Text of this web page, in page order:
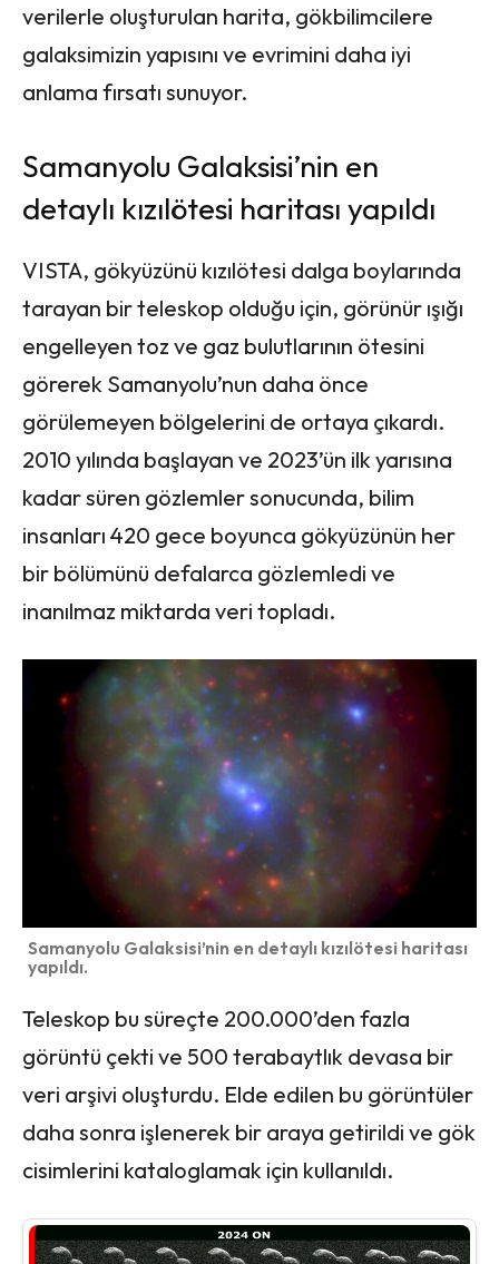
verilerle oluşturulan harita, gökbilimcilere
galaksimizin yapısını ve evrimini daha iyi
anlama fırsatı sunuyor.
Samanyolu Galaksisi’nin en
detaylı kızılötesi haritası yapıldı
VISTA, gökyüzünü kızılötesi dalga boylarında
tarayan bir teleskop olduğu için, görünür ışığı
engelleyen toz ve gaz bulutlarının ötesini
görerek Samanyolu’nun daha önce
görülemeyen bölgelerini de ortaya çıkardı.
2010 yılında başlayan ve 2023’ün ilk yarısına
kadar süren gözlemler sonucunda, bilim
insanları 420 gece boyunca gökyüzünün her
bir bölümünü defalarca gözlemledi ve
inanılmaz miktarda veri topladı.
Samanyolu Galaksisi’nin en detaylı kızılötesi haritası
yapıldı.
Teleskop bu süreçte 200.000’den fazla
görüntü çekti ve 500 terabaytlık devasa bir
veri arşivi oluşturdu. Elde edilen bu görüntüler
daha sonra işlenerek bir araya getirildi ve gök
cisimlerini kataloglamak için kullanıldı.